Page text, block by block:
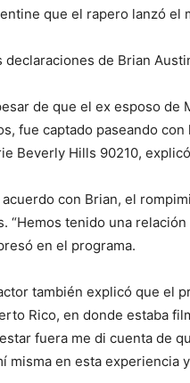
que el rapero lanzó el
declaraciones de Brian
de que el ex esposo de
fue captado paseando
Beverly Hills 90210,
acuerdo con Brian, el
“Hemos tenido una
en el programa.
también explicó que el
Rico, en donde estaba
estar fuera me di cuenta de
misma en esta experiencia